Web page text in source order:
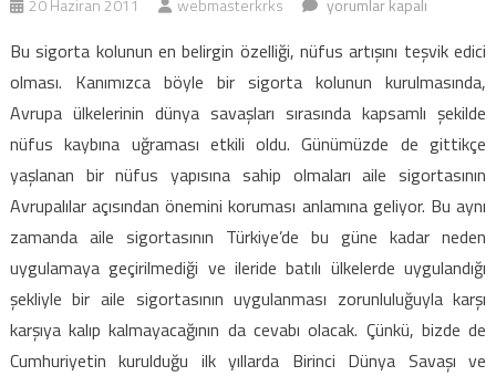
(3)
için
Bu sigorta kolunun en belirgin özelliği, nüfus artışını teşvik edici
olması. Kanımızca böyle bir sigorta kolunun kurulmasında,
Avrupa ülkelerinin dünya savaşları sırasında kapsamlı şekilde
nüfus kaybına uğraması etkili oldu. Günümüzde de gittikçe
yaşlanan bir nüfus yapısına sahip olmaları aile sigortasının
Avrupalılar açısından önemini koruması anlamına geliyor. Bu aynı
zamanda aile sigortasının Türkiye’de bu güne kadar neden
uygulamaya geçirilmediği ve ileride batılı ülkelerde uygulandığı
şekliyle bir aile sigortasının uygulanması zorunluluğuyla karşı
karşıya kalıp kalmayacağının da cevabı olacak. Çünkü, bizde de
Cumhuriyetin kurulduğu ilk yıllarda Birinci Dünya Savaşı ve